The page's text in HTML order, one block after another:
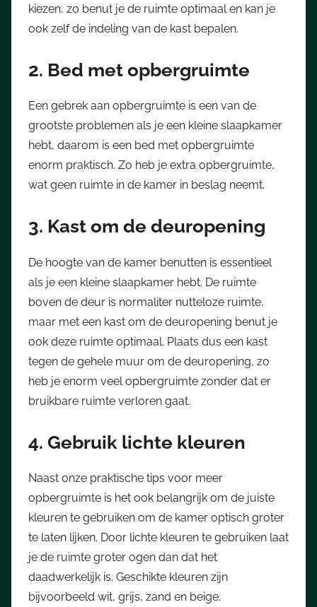
kiezen, zo benut je de ruimte optimaal en kan je
ook zelf de indeling van de kast bepalen.
2. Bed met opbergruimte
Een gebrek aan opbergruimte is een van de
grootste problemen als je een kleine slaapkamer
hebt, daarom is een bed met opbergruimte
enorm praktisch. Zo heb je extra opbergruimte,
wat geen ruimte in de kamer in beslag neemt.
3. Kast om de deuropening
De hoogte van de kamer benutten is essentieel
als je een kleine slaapkamer hebt. De ruimte
boven de deur is normaliter nutteloze ruimte,
maar met een kast om de deuropening benut je
ook deze ruimte optimaal. Plaats dus een kast
tegen de gehele muur om de deuropening, zo
heb je enorm veel opbergruimte zonder dat er
bruikbare ruimte verloren gaat.
4. Gebruik lichte kleuren
Naast onze praktische tips voor meer
opbergruimte is het ook belangrijk om de juiste
kleuren te gebruiken om de kamer optisch groter
te laten lijken. Door lichte kleuren te gebruiken laat
je de ruimte groter ogen dan dat het
daadwerkelijk is. Geschikte kleuren zijn
bijvoorbeeld wit, grijs, zand en beige.